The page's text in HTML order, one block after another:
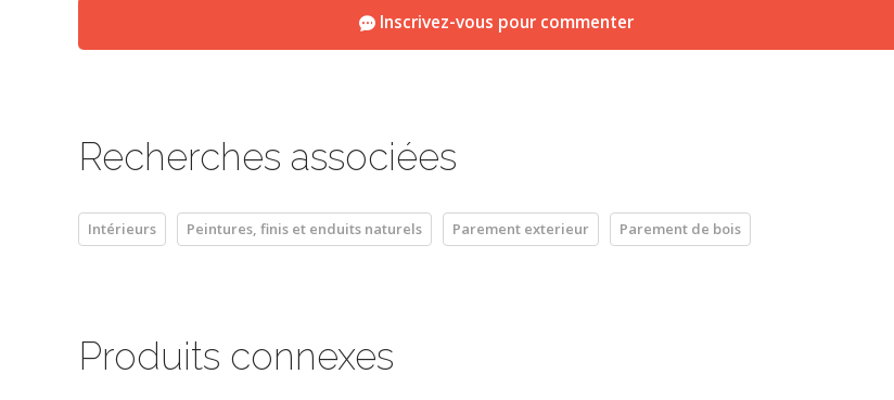
Inscrivez-vous pour commenter
Recherches associées
Intérieurs Peintures, finis et enduits naturels Parement exterieur Parement de bois
Produits connexes